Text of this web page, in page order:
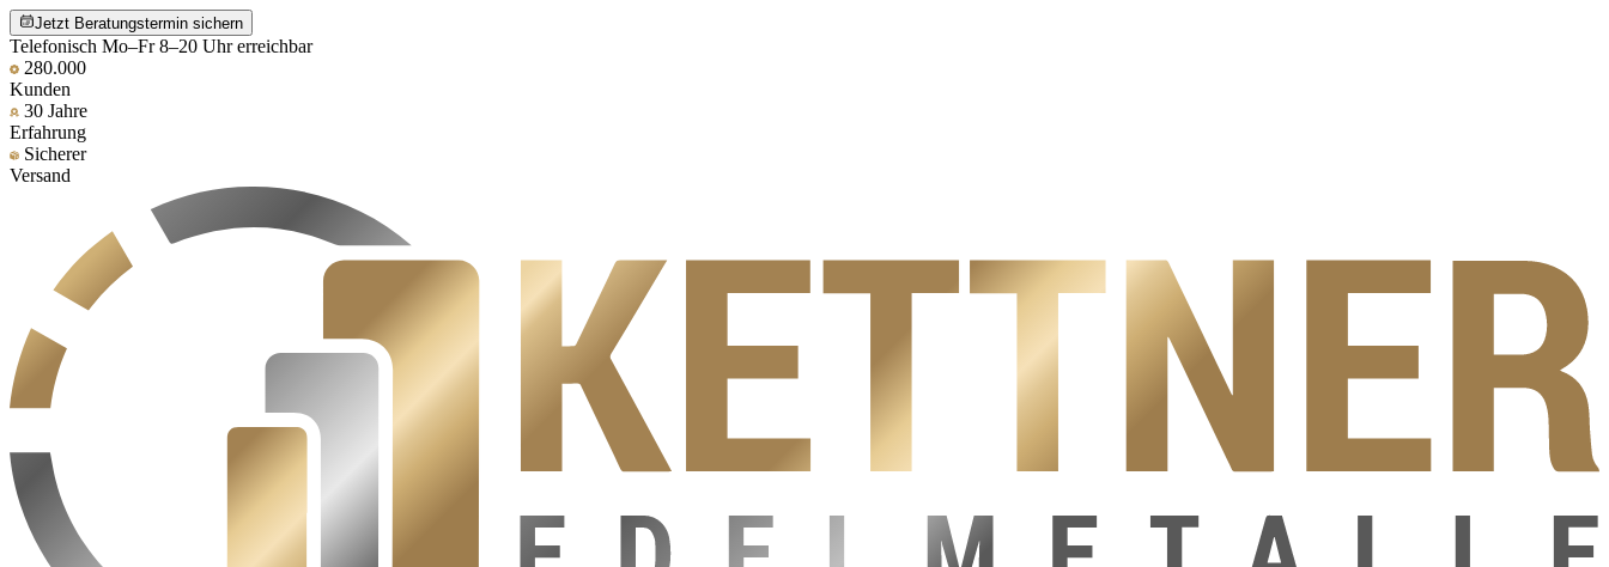
Jetzt Beratungstermin sichern
Telefonisch Mo–Fr 8–20 Uhr erreichbar
280.000
Kunden
30 Jahre
Erfahrung
Sicherer
Versand